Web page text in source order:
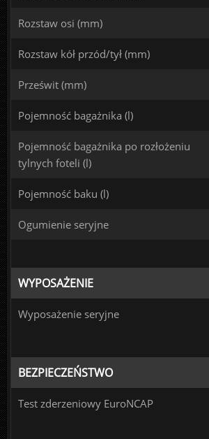
Rozstaw osi (mm)
Rozstaw kół przód/tył (mm)
Prześwit (mm)
Pojemność bagażnika (l)
Pojemność bagażnika po rozłożeniu
tylnych foteli (l)
Pojemność baku (l)
Ogumienie seryjne
WYPOSAŻENIE
Wyposażenie seryjne
BEZPIECZEŃSTWO
Test zderzeniowy EuroNCAP